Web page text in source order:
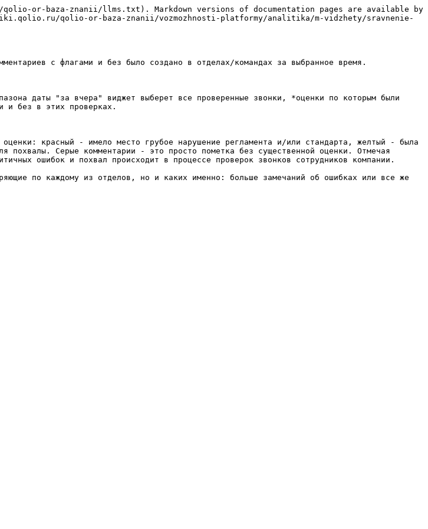
or-baza-znanii/llms.txt). Markdown versions of documentation pages are available by
qolio-or-baza-znanii/vozmozhnosti-platformy/analitika/m-vidzhety/sravnenie-
с флагами и без было создано в отделах/командах за выбранное время.
даты "за вчера" виджет выберет все проверенные звонки, *оценки по которым были
и без в этих проверках.
красный - имело место грубое нарушение регламента и/или стандарта, желтый - была
Серые комментарии - это просто пометка без существенной оценки. Отмечая
ошибок и похвал происходит в процессе проверок звонков сотрудников компании.
по каждому из отделов, но и каких именно: больше замечаний об ошибках или все же